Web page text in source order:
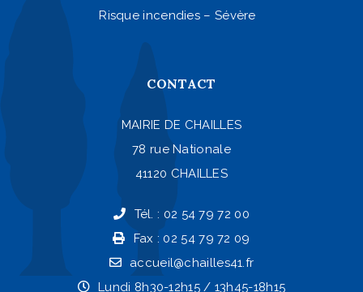
Risque incendies – Sévère
CONTACT
MAIRIE DE CHAILLES
78 rue Nationale
41120 CHAILLES
Tél. : 02 54 79 72 00
Fax : 02 54 79 72 09
accueil@chailles41.fr
Lundi 8h30-12h15 / 13h45-18h15